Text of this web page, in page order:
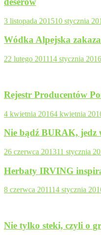
3 listopada 201510 stycznia
Wódka Alpejska
22 lutego 201114 stycznia 2016
Rejestr Producentów
4 kwietnia 20164 kwietnia
Nie bądź BURAK, jedz
26 czerwca 201311 stycznia
Herbaty IRVING
8 czerwca 201114 stycznia
Nie tylko steki, czyli o